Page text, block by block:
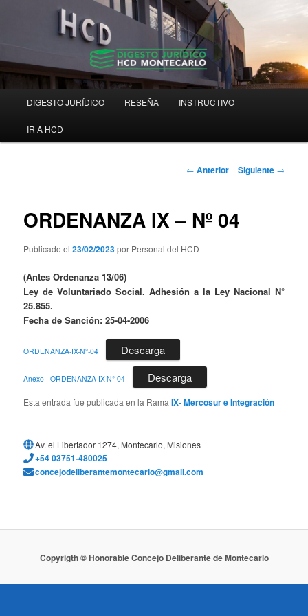
Digesto HCD Montecarlo
Digesto Jurídico Consolidado
principal
DIGESTO JURÍDICO RESEÑA INSTRUCTIVO
IR A HCD
Navegación
← Anterior Siguiente →
ORDENANZA IX – Nº 04
Publicado el23/02/2023por Personal del HCD
(Antes Ordenanza 13/06)
Ley de Voluntariado Social. Adhesión a la Ley Nacional N°
25.855.
Fecha de Sanción: 25-04-2006
ORDENANZA-IX-N°-04 Descarga
Anexo-I-ORDENANZA-IX-N°-04 Descarga
Esta entrada fue publicada en la RamaIX- Mercosur e Integración
Av. el Libertador 1274, Montecarlo, Misiones
+54 03751-480025
concejodeliberantemontecarlo@gmail.com
Copyrigth © Honorable Concejo Deliberante de Montecarlo